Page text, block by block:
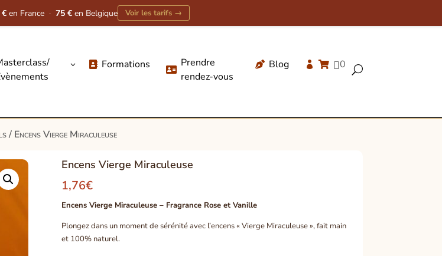
€ en France · 75 € en Belgique Voir les tarifs →
3  Formations 
Prendre
rendez-vous
 Blog   0 U
produits
/ Encens Vierge Miraculeuse
Encens Vierge Miraculeuse
1,76€
Encens Vierge Miraculeuse – Fragrance Rose et Vanille
Plongez dans un moment de sérénité avec l’encens « Vierge Miraculeuse », fait main
et 100% naturel.